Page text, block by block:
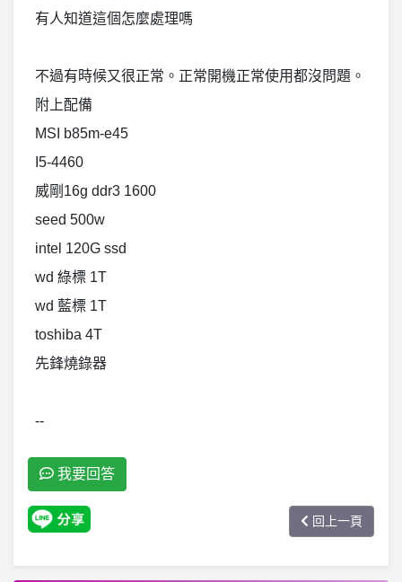
有人知道這個怎麼處理嗎
不過有時候又很正常。正常開機正常使用都沒問題。
附上配備
MSI b85m-e45
I5-4460
威剛16g ddr3 1600
seed 500w
intel 120G ssd
wd 綠標 1T
wd 藍標 1T
toshiba 4T
先鋒燒錄器
--
我要回答
回上一頁